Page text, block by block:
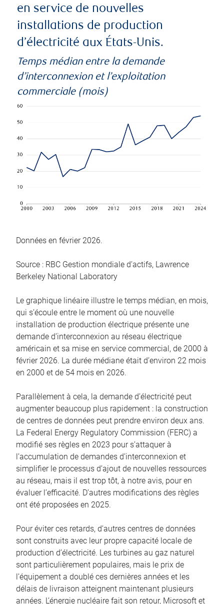
en service de nouvelles
installations de production
d’électricité aux États-Unis.
Temps médian entre la demande
d’interconnexion et l’exploitation
commerciale (mois)
Données en février 2026.
Source : RBC Gestion mondiale d’actifs, Lawrence
Berkeley National Laboratory
Le graphique linéaire illustre le temps médian, en mois,
qui s’écoule entre le moment où une nouvelle
installation de production électrique présente une
demande d’interconnexion au réseau électrique
américain et sa mise en service commercial, de 2000 à
février 2026. La durée médiane était d’environ 22 mois
en 2000 et de 54 mois en 2026.
Parallèlement à cela, la demande d’électricité peut
augmenter beaucoup plus rapidement : la construction
de centres de données peut prendre environ deux ans.
La Federal Energy Regulatory Commission (FERC) a
modifié ses règles en 2023 pour s’attaquer à
l’accumulation de demandes d’interconnexion et
simplifier le processus d’ajout de nouvelles ressources
au réseau, mais il est trop tôt, à notre avis, pour en
évaluer l’efficacité. D’autres modifications des règles
ont été proposées en 2025.
Pour éviter ces retards, d’autres centres de données
sont construits avec leur propre capacité locale de
production d’électricité. Les turbines au gaz naturel
sont particulièrement populaires, mais le prix de
l’équipement a doublé ces dernières années et les
délais de livraison atteignent maintenant plusieurs
années. L’énergie nucléaire fait son retour, Microsoft et